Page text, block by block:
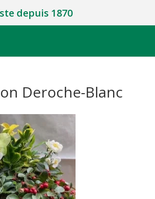
depuis 1870
Deroche-Blanc